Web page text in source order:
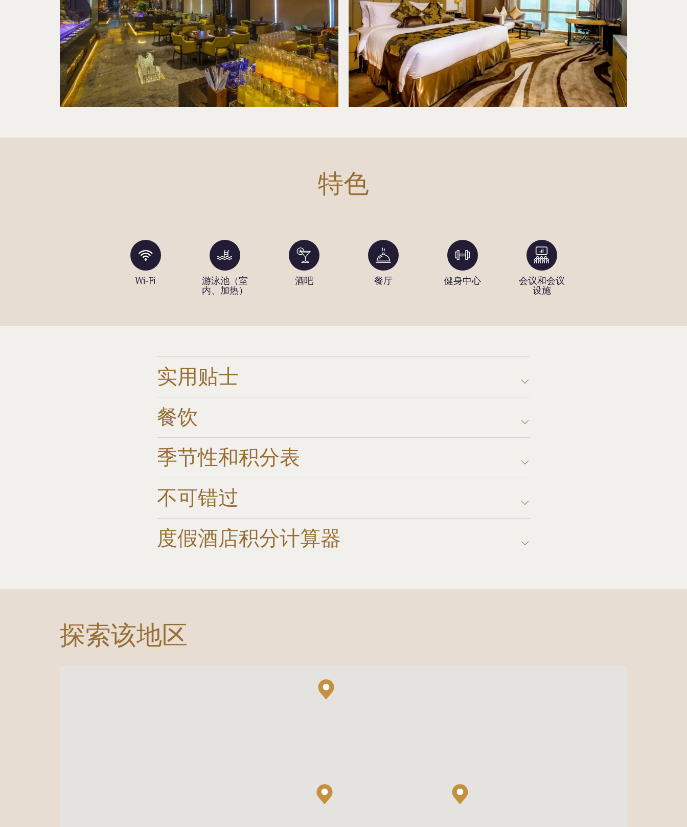
特色
Wi-Fi
游泳池（室
内、加热）
酒吧 餐厅 健身中心
会议和会议
设施
实用贴士
餐饮
季节性和积分表
不可错过
度假酒店积分计算器​
探索该地区